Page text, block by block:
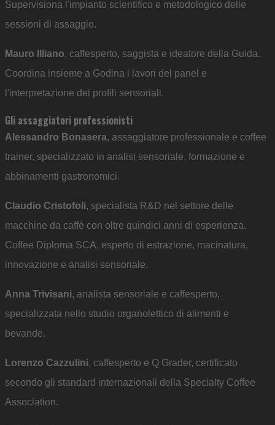
Supervisiona l'impianto scientifico e metodologico delle
sessioni di assaggio.
Mauro Illiano, caffesperto, saggista e ideatore della Guida.
Coordina insieme a Godina i lavori del panel e
l'interpretazione dei profili sensoriali.
Gli assaggiatori professionisti
Alessandro Bonasera, assaggiatore professionale e coffee
trainer, specializzato in analisi sensoriale, formazione e
abbinamenti gastronomici.
Claudio Cristofoli, specialista R&D nel settore delle
macchine da caffè con oltre quindici anni di esperienza.
Coffee Diploma SCA, esperto di estrazione, macinatura,
innovazione e analisi sensoriale.
Anna Trivisani, analista sensoriale e caffesperto,
specializzata nello studio organolettico di alimenti e
bevande.
Lorenzo Cazzulini, caffesperto e Q Grader, certificato
secondo gli standard internazionali della Specialty Coffee
Association.